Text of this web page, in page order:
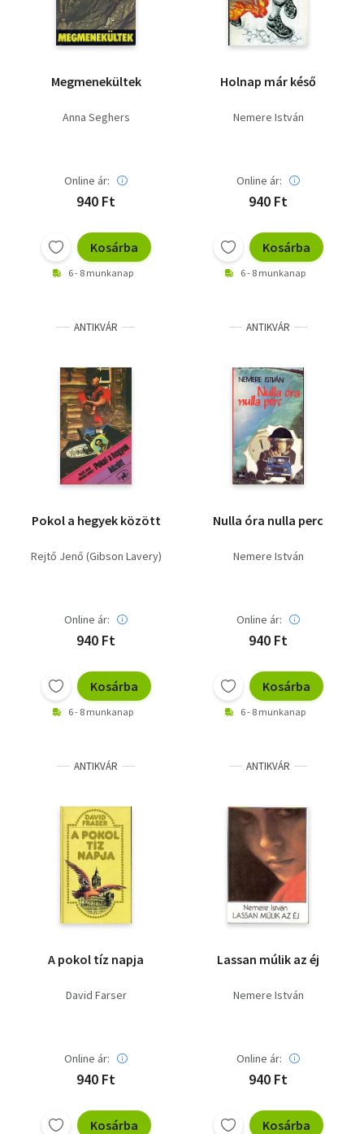
Megmenekültek
Anna Seghers
Online ár:
940 Ft
Kosárba
6 - 8 munkanap
Holnap már késő
Nemere István
Online ár:
940 Ft
Kosárba
6 - 8 munkanap
ANTIKVÁR
Pokol a hegyek között
Rejtő Jenő (Gibson Lavery)
Online ár:
940 Ft
Kosárba
6 - 8 munkanap
ANTIKVÁR
Nulla óra nulla perc
Nemere István
Online ár:
940 Ft
Kosárba
6 - 8 munkanap
ANTIKVÁR
A pokol tíz napja
David Farser
Online ár:
940 Ft
Kosárba
ANTIKVÁR
Lassan múlik az éj
Nemere István
Online ár:
940 Ft
Kosárba